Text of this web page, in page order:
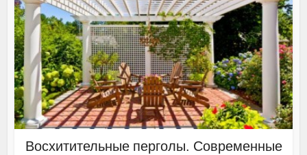
Восхитительные перголы. Современные